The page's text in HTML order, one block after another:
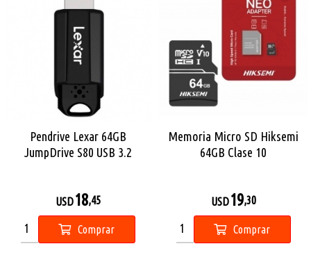
Pendrive Lexar 64GB
JumpDrive S80 USB 3.2
USD18,45
Comprar
Memoria Micro SD Hiksemi
64GB Clase 10
USD19,30
Comprar